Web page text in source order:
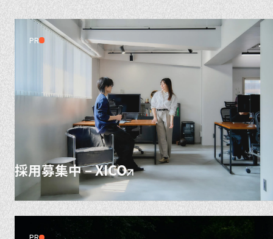
PR
採用募集中 – XICO